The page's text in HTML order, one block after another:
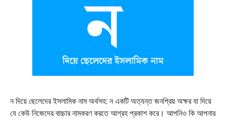
ন দিয়ে ছেলেদের ইসলামিক নাম অর্থসহ: ন একটি অত্যন্ত জনপ্রিয় অক্ষর যা দিয়ে
যে কেউ নিজেদের বাচ্চার নামকরণ করতে আগ্রহ প্রকাশ করে। আপনিও কি আপনার